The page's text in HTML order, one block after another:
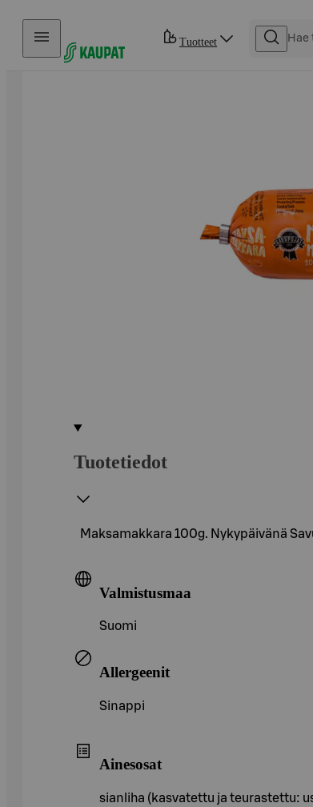
Hyppää sisältöön
Tuotteet
Tuotetiedot
Maksamakkara 100g. Nykypäivänä
Valmistusmaa
Suomi
Allergeenit
Sinappi
Ainesosat
sianliha (kasvatettu ja teurastettu: